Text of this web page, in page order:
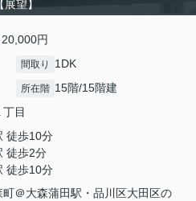
【展望】
円
間取り 1DK
所在階 15階/15階建
丁目
徒歩10分
徒歩2分
徒歩10分
＠大森蒲田駅・品川区大田区の